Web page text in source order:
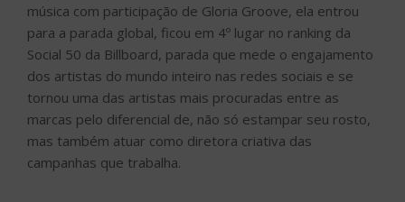
música com participação de Gloria Groove, ela entrou
para a parada global, ficou em 4º lugar no ranking da
Social 50 da Billboard, parada que mede o engajamento
dos artistas do mundo inteiro nas redes sociais e se
tornou uma das artistas mais procuradas entre as
marcas pelo diferencial de, não só estampar seu rosto,
mas também atuar como diretora criativa das
campanhas que trabalha.